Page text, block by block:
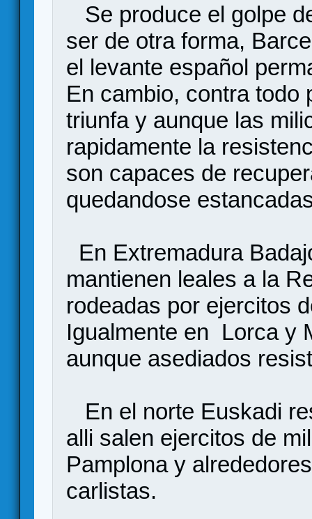
Se produce el golpe
ser de otra forma,
el levante español
En cambio, contra todo
triunfa y aunque las
rapidamente la
son capaces de
quedandose
En Extremadura
mantienen leales a la
rodeadas por ejercitos
Igualmente en Lorca y
aunque asediados
En el norte Euskadi
alli salen ejercitos de
Pamplona y
carlistas.